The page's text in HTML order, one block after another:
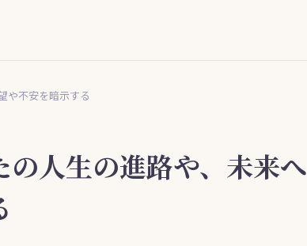
や不安を暗示する
の人生の進路や、未来へ